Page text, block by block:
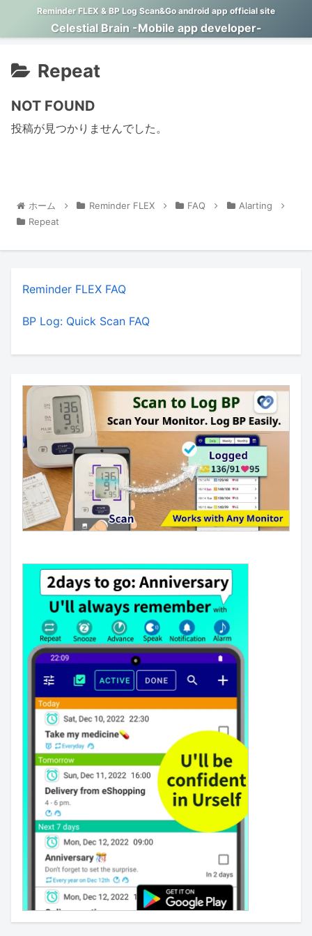
Reminder FLEX & BP Log Scan&Go android app official site
Celestial Brain -Mobile app developer-
Repeat
NOT FOUND
投稿が見つかりませんでした。
ホーム Reminder FLEX FAQ
Alarting
Repeat
Reminder FLEX FAQ
BP Log: Quick Scan FAQ